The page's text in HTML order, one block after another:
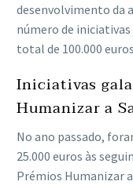
desenvolvimento da
número de
total de 100.000
Iniciativas
Humanizar a
No ano passado,
25.000 euros às
Prémios Humanizar a